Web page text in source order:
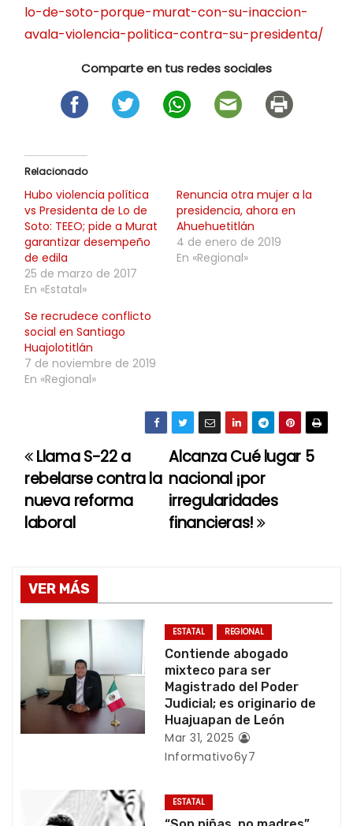
lo-de-soto-porque-murat-con-su-inaccion-
avala-violencia-politica-contra-su-presidenta/
Comparte en tus redes sociales
Relacionado
Hubo violencia política
vs Presidenta de Lo de
Soto: TEEO; pide a Murat
garantizar desempeño
de edila
25 de marzo de 2017
En «Estatal»
Renuncia otra mujer a la
presidencia, ahora en
Ahuehuetitlán
4 de enero de 2019
En «Regional»
Se recrudece conflicto
social en Santiago
Huajolotitlán
7 de noviembre de 2019
En «Regional»
N
a
v
g
a
i
ó
Alcanza Cué lugar 5
nacional ¡por
irregularidades
financieras!
Llama S-22 a
rebelarse contra la
nueva reforma
laboral
VER MÁS
ESTATAL REGIONAL
Contiende abogado
mixteco para ser
Magistrado del Poder
Judicial; es originario de
Huajuapan de León
Mar 31, 2025
Informativo6y7
ESTATAL